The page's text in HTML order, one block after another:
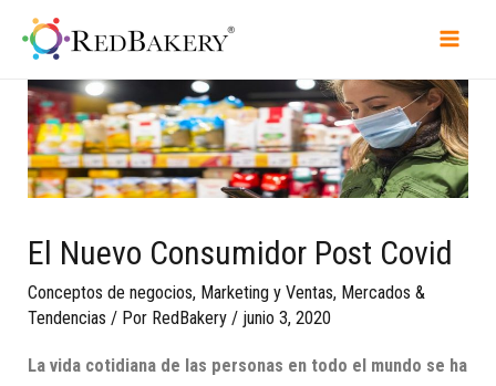
El Nuevo Consumidor Post Covid
Conceptos de negocios, Marketing y Ventas, Mercados &
Tendencias / Por RedBakery / junio 3, 2020
La vida cotidiana de las personas en todo el mundo se ha